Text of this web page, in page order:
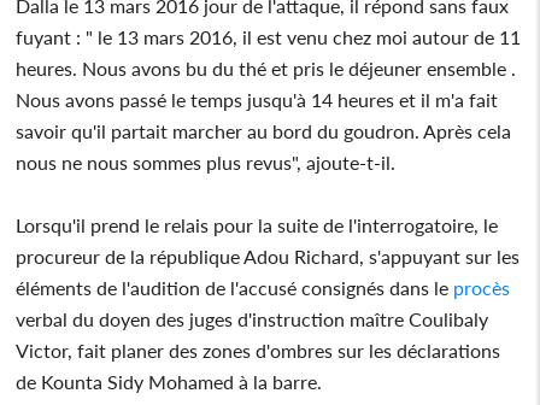
Dalla le 13 mars 2016 jour de l'attaque, il répond sans faux
fuyant : " le 13 mars 2016, il est venu chez moi autour de 11
heures. Nous avons bu du thé et pris le déjeuner ensemble .
Nous avons passé le temps jusqu'à 14 heures et il m'a fait
savoir qu'il partait marcher au bord du goudron. Après cela
nous ne nous sommes plus revus", ajoute-t-il.
Lorsqu'il prend le relais pour la suite de l'interrogatoire, le
procureur de la république Adou Richard, s'appuyant sur les
éléments de l'audition de l'accusé consignés dans le procès
verbal du doyen des juges d'instruction maître Coulibaly
Victor, fait planer des zones d'ombres sur les déclarations
de Kounta Sidy Mohamed à la barre.